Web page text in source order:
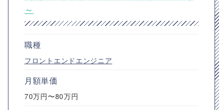
～
職種
フロントエンドエンジニア
月額単価
70万円〜80万円